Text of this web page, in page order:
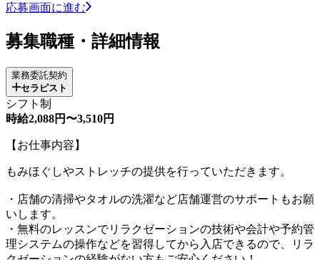
応募画面に進む
募集職種・詳細情報
業務委託契約
セラピスト
シフト制
時給2,088円〜3,510円
【お仕事内容】
もみほぐしやストレッチの提供を行っていただきます。
・店舗の清掃やタオルの洗濯など店舗運営のサポートもお願
いします。
・無料のレッスンでリラクゼーションの技術や会計や予約管
理システムの操作などを習得してから入店できるので、リラ